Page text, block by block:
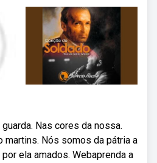
Nas cores da nossa.
martins. Nós somos da pátria a
ela amados. Webaprenda a